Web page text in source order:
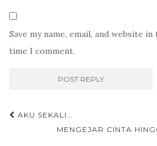
Save my name, email, and website
time I comment.
Post
navigation
AKU SEKALI…
MENGEJAR CINTA